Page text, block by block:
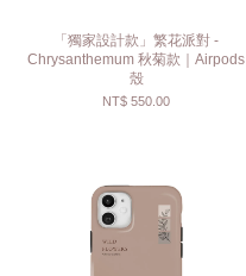
「獨家設計款」繁花派對 -
Chrysanthemum 秋菊款｜Airpods
殼
NT$ 550.00